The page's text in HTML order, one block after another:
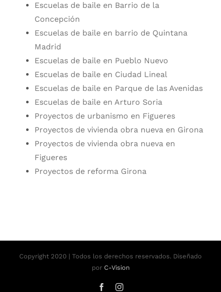
Escuelas de baile en Barrio de la
Concepción
Escuelas de baile en barrio de Quintana
Madrid
Escuelas de baile en Pueblo Nuevo
Escuelas de baile en Ciudad Lineal
Escuelas de baile en Parque de las Avenidas
Escuelas de baile en Arturo Soria
Proyectos de urbanismo en Figueres
Proyectos de vivienda obra nueva en Girona
Proyectos de vivienda obra nueva en
Figueres
Proyectos de reforma Girona
Copyright 2020 | Todos los derechos reservados. Diseñado
por C-Vision
FacebookInstagram